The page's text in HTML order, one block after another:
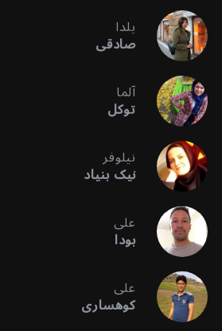
یلدا
صادقی
آلما
توکل
نیلوفر
نیک بنیاد
علی
بودا
علی
کوهساری